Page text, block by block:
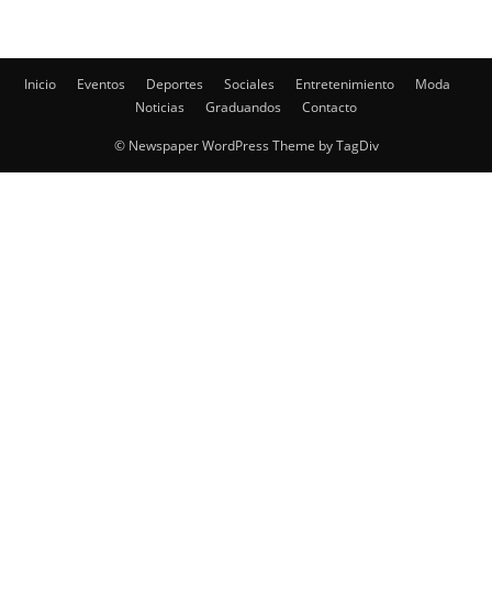
Inicio Eventos Deportes Sociales Entretenimiento
Moda
Noticias
Graduandos Contacto
© Newspaper WordPress Theme by TagDiv